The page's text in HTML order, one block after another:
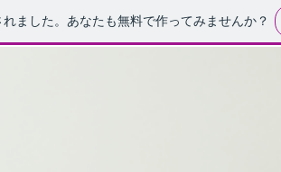
ました。あなたも無料で作ってみませんか？